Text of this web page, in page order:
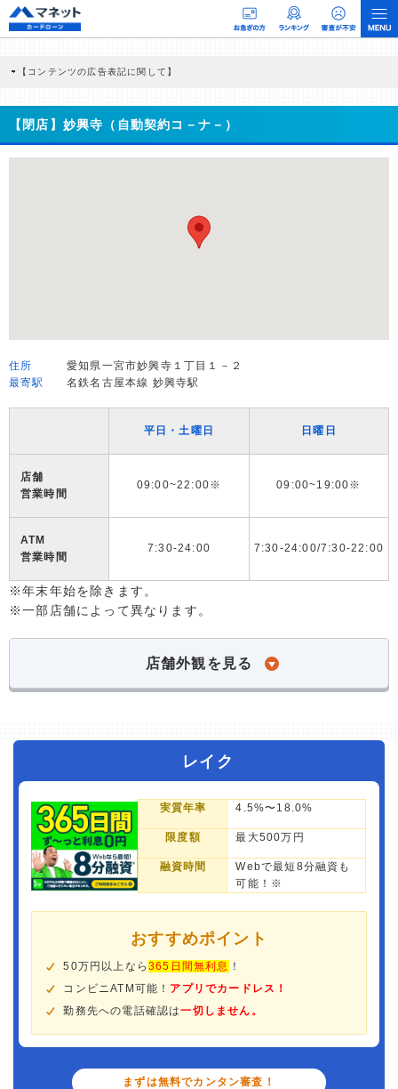
【コンテンツの広告表記に関して】
商品を根拠なくPRするものではなく、当編集部の調査／ユーザーへの口コミ収集な
どに基づき、公平性を担保した情報提供を行っています。
>提携企業一覧
【閉店】妙興寺（自動契約コ－ナ－）
住所
愛知県一宮市妙興寺１丁目１－２
最寄駅
名鉄名古屋本線 妙興寺駅
平日・土曜日 日曜日
店舗
営業時間
09:00~22:00※ 09:00~19:00※
ATM
営業時間
7:30-24:00 7:30-24:00/7:30-22:00
※年末年始を除きます。
※一部店舗によって異なります。
店舗外観を見る
レイク
実質年率 4.5%〜18.0%
限度額 最大500万円
融資時間
Webで最短8分融資も
可能！※
おすすめポイント
50万円以上なら365日間無利息 ！
コンビニATM可能！ アプリでカードレス！
勤務先への電話確認は一切しません。
まずは無料でカンタン審査！